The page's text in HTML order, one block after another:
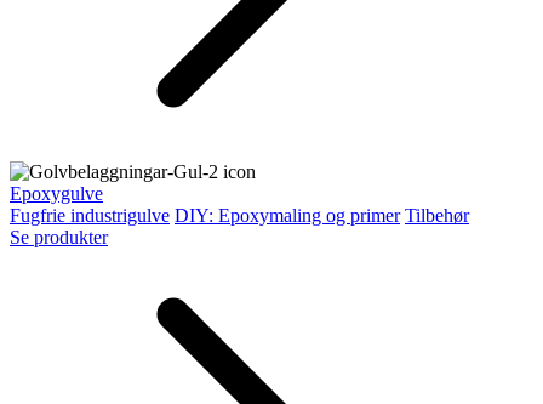
Epoxygulve
Fugfrie industrigulve DIY: Epoxymaling og primer Tilbehør
Se produkter